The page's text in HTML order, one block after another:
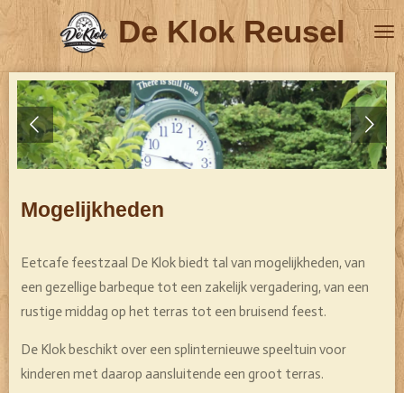
direct
naar
de
hoofdinhoud
De Klok Reusel
Mogelijkheden
Eetcafe feestzaal De Klok biedt tal van mogelijkheden, van
een gezellige barbeque tot een zakelijk vergadering, van een
rustige middag op het terras tot een bruisend feest.
De Klok beschikt over een splinternieuwe speeltuin voor
kinderen met daarop aansluitende een groot terras.